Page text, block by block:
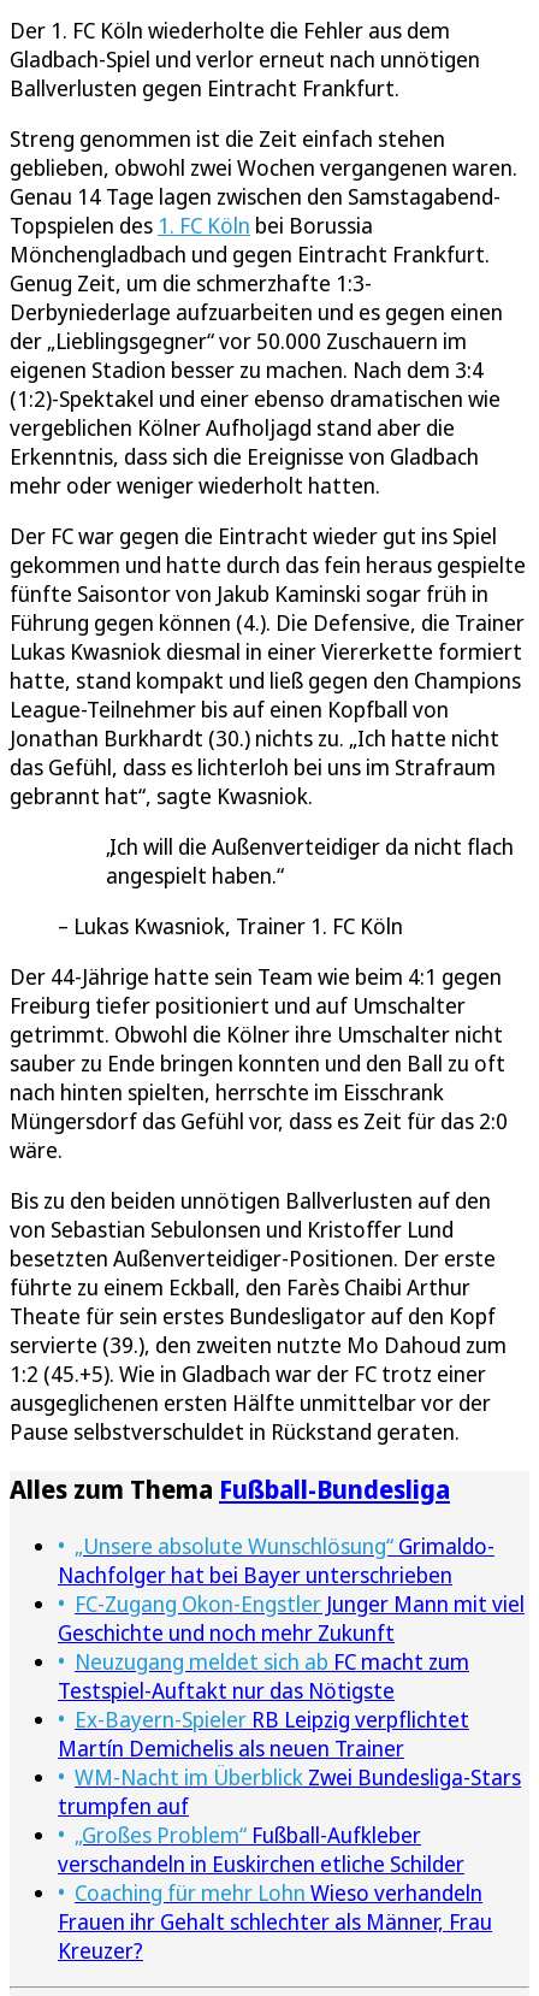
Der 1. FC Köln wiederholte die Fehler aus dem
Gladbach-Spiel und verlor erneut nach unnötigen
Ballverlusten gegen Eintracht Frankfurt.
Streng genommen ist die Zeit einfach stehen
geblieben, obwohl zwei Wochen vergangenen waren.
Genau 14 Tage lagen zwischen den Samstagabend-
Topspielen des 1. FC Köln bei Borussia
Mönchengladbach und gegen Eintracht Frankfurt.
Genug Zeit, um die schmerzhafte 1:3-
Derbyniederlage aufzuarbeiten und es gegen einen
der „Lieblingsgegner“ vor 50.000 Zuschauern im
eigenen Stadion besser zu machen. Nach dem 3:4
(1:2)-Spektakel und einer ebenso dramatischen wie
vergeblichen Kölner Aufholjagd stand aber die
Erkenntnis, dass sich die Ereignisse von Gladbach
mehr oder weniger wiederholt hatten.
Der FC war gegen die Eintracht wieder gut ins Spiel
gekommen und hatte durch das fein heraus gespielte
fünfte Saisontor von Jakub Kaminski sogar früh in
Führung gegen können (4.). Die Defensive, die Trainer
Lukas Kwasniok diesmal in einer Viererkette formiert
hatte, stand kompakt und ließ gegen den Champions
League-Teilnehmer bis auf einen Kopfball von
Jonathan Burkhardt (30.) nichts zu. „Ich hatte nicht
das Gefühl, dass es lichterloh bei uns im Strafraum
gebrannt hat“, sagte Kwasniok.
Ich will die Außenverteidiger da nicht flach
angespielt haben.
Lukas Kwasniok, Trainer 1. FC Köln
Der 44-Jährige hatte sein Team wie beim 4:1 gegen
Freiburg tiefer positioniert und auf Umschalter
getrimmt. Obwohl die Kölner ihre Umschalter nicht
sauber zu Ende bringen konnten und den Ball zu oft
nach hinten spielten, herrschte im Eisschrank
Müngersdorf das Gefühl vor, dass es Zeit für das 2:0
wäre.
Bis zu den beiden unnötigen Ballverlusten auf den
von Sebastian Sebulonsen und Kristoffer Lund
besetzten Außenverteidiger-Positionen. Der erste
führte zu einem Eckball, den Farès Chaibi Arthur
Theate für sein erstes Bundesligator auf den Kopf
servierte (39.), den zweiten nutzte Mo Dahoud zum
1:2 (45.+5). Wie in Gladbach war der FC trotz einer
ausgeglichenen ersten Hälfte unmittelbar vor der
Pause selbstverschuldet in Rückstand geraten.
Alles zum Thema Fußball-Bundesliga
„Unsere absolute Wunschlösung“ Grimaldo-
Nachfolger hat bei Bayer unterschrieben
FC-Zugang Okon-Engstler Junger Mann mit viel
Geschichte und noch mehr Zukunft
Neuzugang meldet sich ab FC macht zum
Testspiel-Auftakt nur das Nötigste
Ex-Bayern-Spieler RB Leipzig verpflichtet
Martín Demichelis als neuen Trainer
WM-Nacht im Überblick Zwei Bundesliga-Stars
trumpfen auf
„Großes Problem“ Fußball-Aufkleber
verschandeln in Euskirchen etliche Schilder
Coaching für mehr Lohn Wieso verhandeln
Frauen ihr Gehalt schlechter als Männer, Frau
Kreuzer?